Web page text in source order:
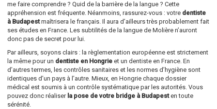
me faire comprendre ? Quid de la barrière de la langue ? Cette
appréhension est fréquente. Néanmoins, rassurez-vous : votre dentiste
à Budapestmaîtrisera le français. Il aura d’ailleurs très probablement fait
ses études en France. Les subtilités de la langue de Molière n’auront
donc pas de secret pour lui.
Par ailleurs, soyons clairs : la règlementation européenne est strictement
la même pour un dentiste en Hongrie et un dentiste en France. En
d’autres termes, les contrôles sanitaires et les normes d’hygiène sont
identiques d’un pays à l’autre. Mieux, en Hongrie chaque dossier
médical est soumis à un contrôle systématique par les autorités. Vous
pouvez donc réaliser la pose de votre bridge à Budapesten toute
sérénité.